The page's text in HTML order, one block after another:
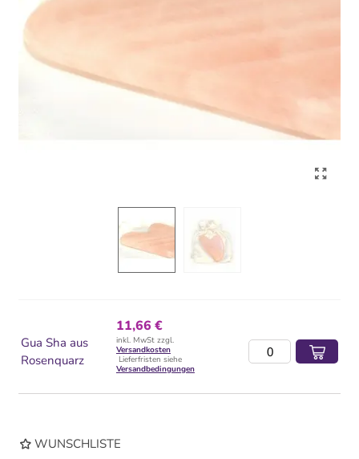
Gua Sha aus
Rosenquarz
11,66 €
inkl. MwSt zzgl.
Versandkosten
Lieferfristen siehe
Versandbedingungen
WUNSCHLISTE